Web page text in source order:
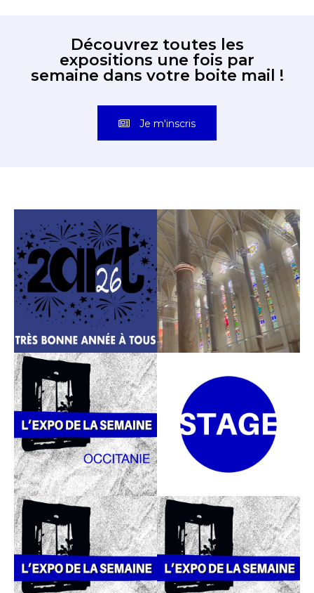
Découvrez toutes les
expositions une fois par
semaine dans votre boite mail !
Je m'inscris